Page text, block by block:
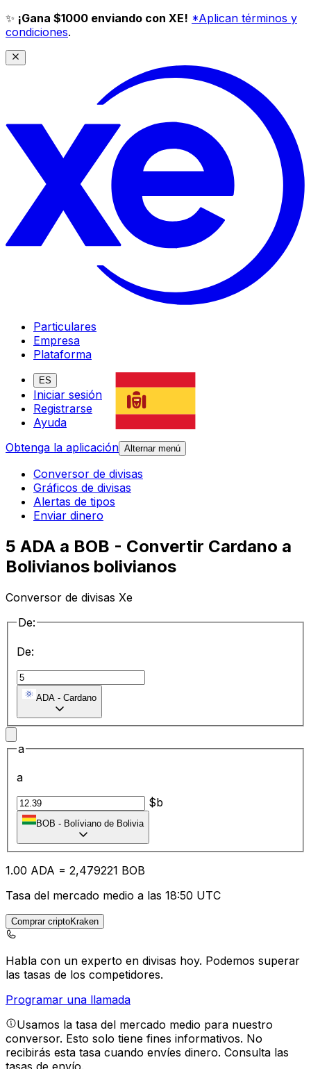
✨ ¡Gana $1000 enviando con XE! *Aplican términos y
condiciones.
Particulares
Empresa
Plataforma
ES
Iniciar sesión
Registrarse
Ayuda
Obtenga la aplicación Alternar menú
Conversor de divisas
Gráficos de divisas
Alertas de tipos
Enviar dinero
5 ADA a BOB - Convertir Cardano a
Bolivianos bolivianos
Conversor de divisas Xe
De:
De:
ADA - Cardano
a
a
$b
BOB - Bolíviano de Bolivia
1.00 ADA = 2,479221 BOB
Tasa del mercado medio a las 18:50 UTC
Comprar criptoKraken
Habla con un experto en divisas hoy. Podemos superar
las tasas de los competidores.
Programar una llamada
Usamos la tasa del mercado medio para nuestro
conversor. Esto solo tiene fines informativos. No
recibirás esta tasa cuando envíes dinero. Consulta las